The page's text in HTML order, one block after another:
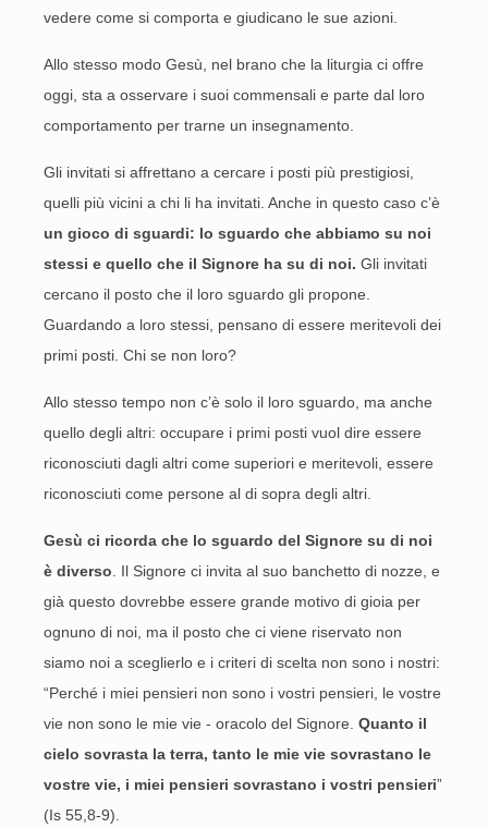
vedere come si comporta e giudicano le sue azioni.
Allo stesso modo Gesù, nel brano che la liturgia ci offre
oggi, sta a osservare i suoi commensali e parte dal loro
comportamento per trarne un insegnamento.
Gli invitati si affrettano a cercare i posti più prestigiosi,
quelli più vicini a chi li ha invitati. Anche in questo caso c’è
un gioco di sguardi: lo sguardo che abbiamo su noi
stessi e quello che il Signore ha su di noi. Gli invitati
cercano il posto che il loro sguardo gli propone.
Guardando a loro stessi, pensano di essere meritevoli dei
primi posti. Chi se non loro?
Allo stesso tempo non c’è solo il loro sguardo, ma anche
quello degli altri: occupare i primi posti vuol dire essere
riconosciuti dagli altri come superiori e meritevoli, essere
riconosciuti come persone al di sopra degli altri.
Gesù ci ricorda che lo sguardo del Signore su di noi
è diverso . Il Signore ci invita al suo banchetto di nozze, e
già questo dovrebbe essere grande motivo di gioia per
ognuno di noi, ma il posto che ci viene riservato non
siamo noi a sceglierlo e i criteri di scelta non sono i nostri:
“Perché i miei pensieri non sono i vostri pensieri, le vostre
vie non sono le mie vie - oracolo del Signore. Quanto il
cielo sovrasta la terra, tanto le mie vie sovrastano le
vostre vie, i miei pensieri sovrastano i vostri pensieri”
(Is 55,8-9).